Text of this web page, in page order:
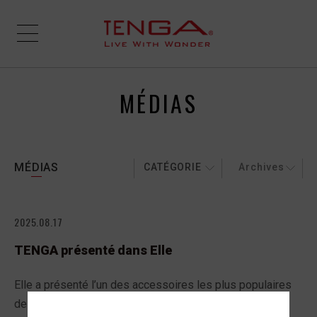
MÉDIAS
MÉDIAS CATÉGORIE Archives
2025.08.17
TENGA présenté dans Elle
Elle a présenté l’un des accessoires les plus populaires
de TENGA dans l’article «